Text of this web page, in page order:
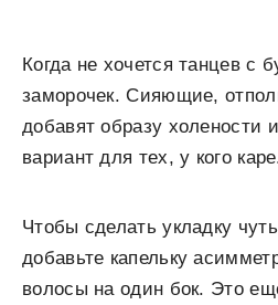
Когда не хочется танцев с
заморочек. Сияющие,
добавят образу холености
вариант для тех, у кого
Чтобы сделать укладку
добавьте капельку
волосы на один бок. Это